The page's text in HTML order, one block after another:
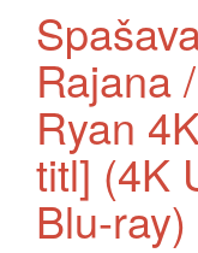
Rajana
Ryan
titl] (4K
Blu-ray)